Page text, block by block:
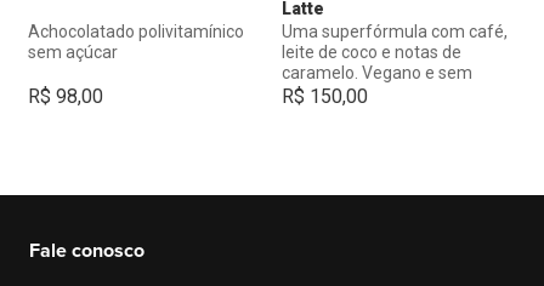
Achocolatado polivitamínico
sem açúcar
R$ 98,00
Latte
Uma superfórmula com café,
leite de coco e notas de
caramelo. Vegano e sem
lactose.
R$ 150,00
Fale conosco